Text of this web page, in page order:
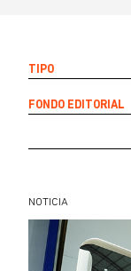
TIPO
FONDO EDITORIAL
NOTICIA